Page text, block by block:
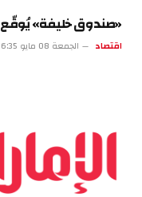
«صندوق خليفة» يُوقّع 4 شراكات لدعم المشروعات الصغيرة
اقتصاد الجمعة 08 مايو 6:35 م